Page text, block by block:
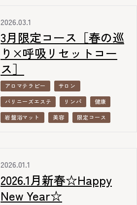
2026.03.1
3月限定コース［春の巡
り×呼吸リセットコー
ス］
アロマテラピー
サロン
バリニーズエステ
リンパ
健康
岩盤浴マット
美容 限定コース
2026.01.1
2026.1月新春☆Happy
New Year☆